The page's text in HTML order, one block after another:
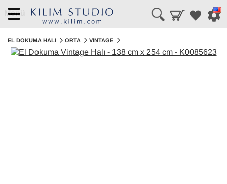
Menü
EL DOKUMA HALI ORTA VINTAGE